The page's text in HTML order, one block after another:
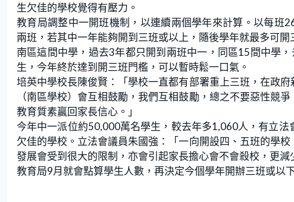
生欠佳的學校覺得有壓力。
教育局調整中一開班機制，以連續兩個學年來計算。以每班
兩班，若其中一年能夠開到三班或以上，隨後學年就最多可開
南區這間中學，過去3年都只開到兩班中一，同區15間中學
生，今年終於達到開三班門檻，可以暫時鬆一口氣。
培英中學校長陳俊賢：「學校一直都有部署重上三班，在政
（南區學校）會互相鼓勵，我們互相鼓勵，總之不要惡性競
教育質素贏回家長信心。」
今年中一派位約50,000萬名學生，較去年多1,060人，有立
欠佳的學校。立法會議員朱國強：「一向開設四、五班的學
發展會受到很大的限制，亦會引起家長擔心會不會殺校，更減
教育局9月就會點算學生人數，再決定今個學年開辦三班或以